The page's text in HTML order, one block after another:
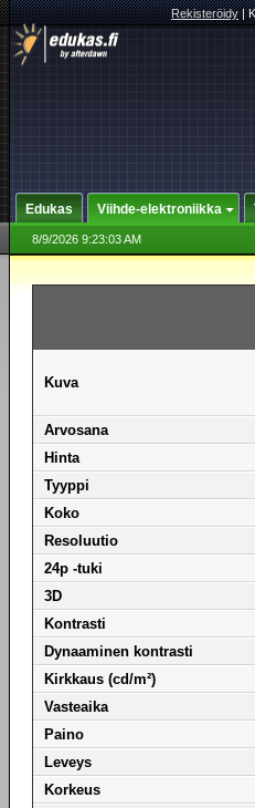
Rekisteröidy|
Edukas Viihde-elektroniikka
8/9/2026 9:23:03 AM
Kuva
Arvosana
Hinta
Tyyppi
Koko
Resoluutio
24p -tuki
3D
Kontrasti
Dynaaminen kontrasti
Kirkkaus (cd/m²)
Vasteaika
Paino
Leveys
Korkeus